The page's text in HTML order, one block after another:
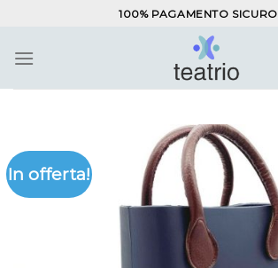
contenuti
100% PAGAMENTO SICURO
In offerta!